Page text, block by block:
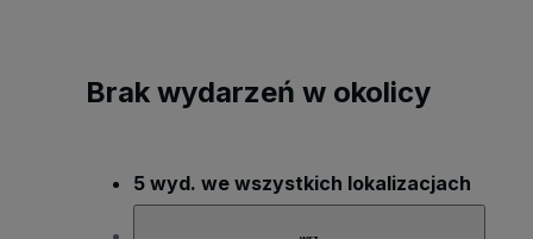
Brak wydarzeń w okolicy
5 wyd. we wszystkich lokalizacjach